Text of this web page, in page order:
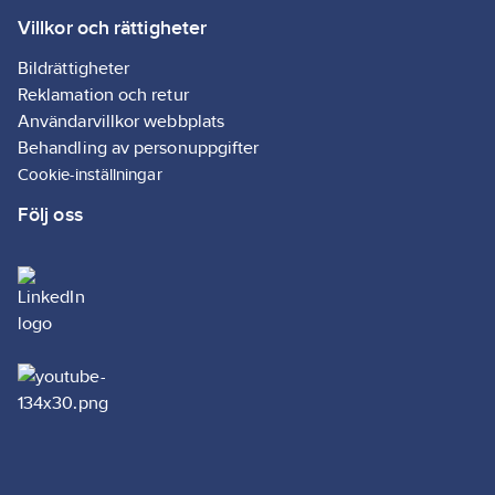
Villkor och rättigheter
Bildrättigheter
Reklamation och retur
Användarvillkor webbplats
Behandling av personuppgifter
Cookie-inställningar
Följ oss